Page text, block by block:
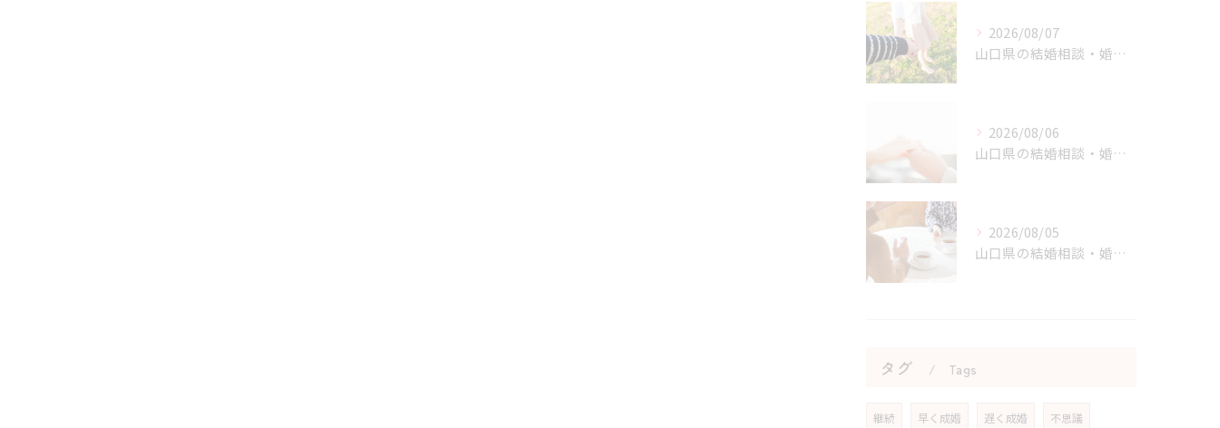
2026/08/07
山口県の結婚相談・婚活を始める勇気を持つためのヒント
2026/08/06
山口県の結婚相談・婚活の自己肯定感を高める実践アドバイス
2026/08/05
山口県の結婚相談・婚活の成功に直結する考え方の切り替え方
タグ Tags
継続 早く成婚 遅く成婚 不思議